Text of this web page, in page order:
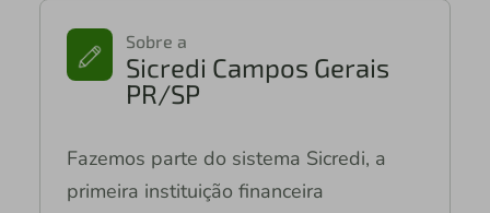
Sobre a
Sicredi Campos Gerais
PR/SP
Fazemos parte do sistema Sicredi, a
primeira instituição financeira